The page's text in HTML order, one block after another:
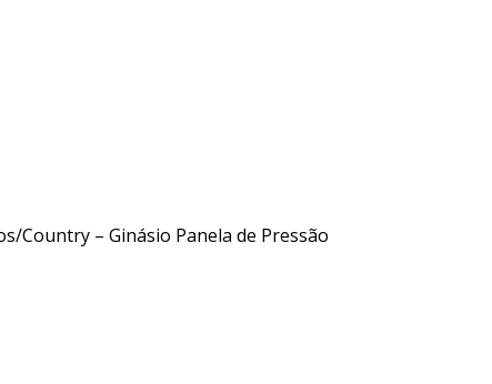
Country – Ginásio Panela de Pressão